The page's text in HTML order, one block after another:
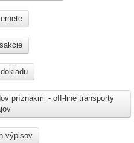
príznakmi - off-line transporty
výpisov